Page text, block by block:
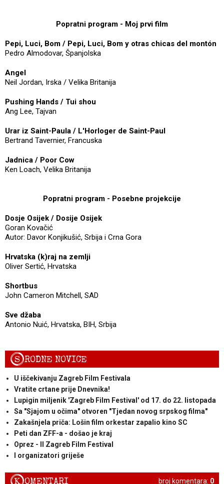
Popratni program - Moj prvi film
Pepi, Luci, Bom / Pepi, Luci, Bom y otras chicas del montón
Pedro Almodovar, Španjolska
Angel
Neil Jordan, Irska / Velika Britanija
Pushing Hands / Tui shou
Ang Lee, Tajvan
Urar iz Saint-Paula / L'Horloger de Saint-Paul
Bertrand Tavernier, Francuska
Jadnica / Poor Cow
Ken Loach, Velika Britanija
Popratni program - Posebne projekcije
Dosje Osijek / Dosije Osijek
Goran Kovačić
Autor: Davor Konjikušić, Srbija i Crna Gora
Hrvatska (k)raj na zemlji
Oliver Sertić, Hrvatska
Shortbus
John Cameron Mitchell, SAD
Sve džaba
Antonio Nuić, Hrvatska, BIH, Srbija
SRODNE NOVICE
U iščekivanju Zagreb Film Festivala
Vratite crtane prije Dnevnika!
Lupigin miljenik 'Zagreb Film Festival' od 17. do 22. listopada
Sa "Sjajom u očima" otvoren "Tjedan novog srpskog filma"
Zakašnjela priča: Lošin film orkestar zapalio kino SC
Peti dan ZFF-a - došao je kraj
Oprez - II Zagreb Film Festival
I organizatori griješe
broj komentara: 0
OMENTARI